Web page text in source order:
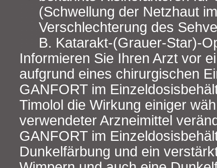
(Schwellung der Netzhaut
Verschlechterung des
B. Katarakt-(Grauer-Star)-
Informieren Sie Ihren Arzt vor
aufgrund eines chirurgischen
GANFORT im
Timolol die Wirkung einiger
verwendeter Arzneimittel
GANFORT im
Dunkelfärbung und ein